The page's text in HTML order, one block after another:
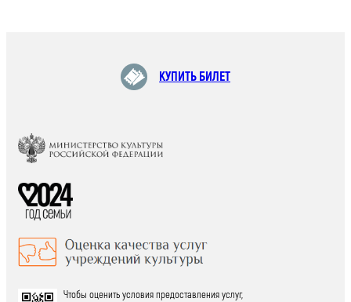
КУПИТЬ БИЛЕТ
Чтобы оценить условия предоставления услуг,